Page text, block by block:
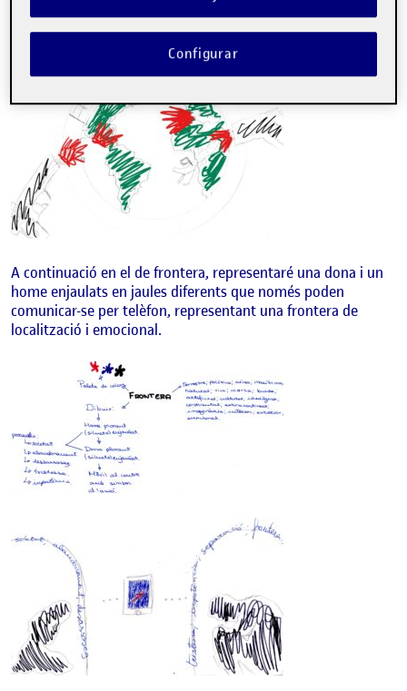
A continuació en el de frontera, representaré una dona i un
home enjaulats en jaules diferents que només poden
comunicar-se per telèfon, representant una frontera de
localització i emocional.
Configurar